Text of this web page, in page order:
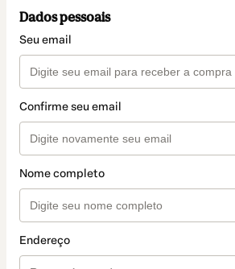
Dados pessoais
Seu email
Confirme seu email
Nome completo
Endereço